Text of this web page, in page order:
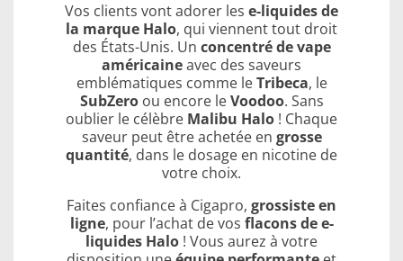
Vos clients vont adorer les e-liquides de
la marque Halo, qui viennent tout droit
des États-Unis. Un concentré de vape
américaineavec des saveurs
emblématiques comme leTribeca, le
SubZeroou encore leVoodoo. Sans
oublier le célèbre Malibu Halo ! Chaque
saveur peut être achetée en grosse
quantité, dans le dosage en nicotine de
votre choix.
Faites confiance à Cigapro, grossiste en
ligne, pour l’achat de vos flacons de e-
liquides Halo ! Vous aurez à votre